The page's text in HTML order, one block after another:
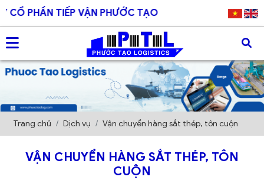
PHẦN TIẾP VẬN PHƯỚC TẠO
Trang chủ Dịch vụ Vận chuyển hàng sắt thép, tôn cuộn
VẬN CHUYỂN HÀNG SẮT THÉP, TÔN
CUỘN